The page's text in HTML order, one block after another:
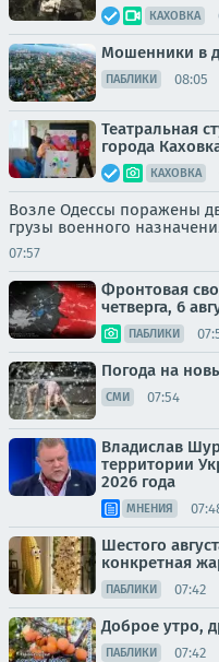
КАХОВКА
Мошенники в
ПАБЛИКИ 08:05
Театральная
города
КАХОВКА
Возле Одессы поражены
грузы военного
07:57
Фронтовая
четверга, 6
ПАБЛИКИ
Погода на
СМИ 07:54
Владислав
территории
2026 года
МНЕНИЯ
Шестого
конкретная
ПАБЛИКИ 07:42
Доброе утро,
ПАБЛИКИ 07:42